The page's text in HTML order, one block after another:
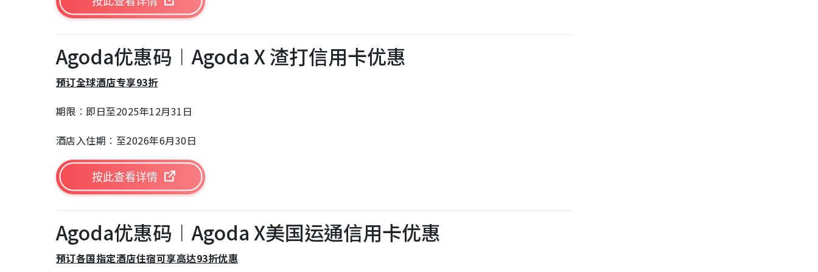
Agoda优惠码︱Agoda X 渣打信用卡优惠
预订全球酒店专享93折
期限︰即日至2025年12月31日
酒店入住期︰至2026年6月30日
按此查看详情
Agoda优惠码︱Agoda X美国运通信用卡优惠
预订各国指定酒店住宿可享高达93折优惠